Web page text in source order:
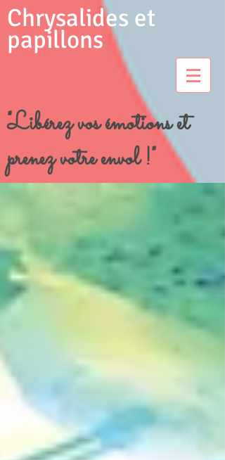
Chrysalides et
papillons
"Libérez vos émotions et
prenez votre envol !"